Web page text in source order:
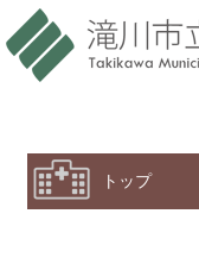
当院について
診療科・部門紹介
トッ